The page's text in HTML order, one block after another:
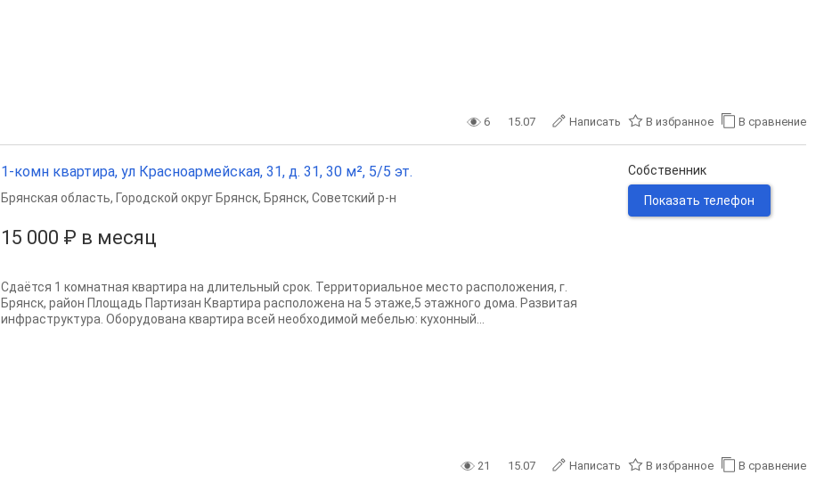
6 15.07 Написать В избранное В сравнение
1-комн квартира, ул Красноармейская, 31, д. 31, 30 м², 5/5 эт.
15 000 ₽ в месяц
Брянская область, Городской округ Брянск, Брянск, Советский р-н
Сдаётся 1 комнатная квартира на длительный срок. Территориальное место расположения, г.
Брянск, район Площадь Партизан Квартира расположена на 5 этаже,5 этажного дома. Развитая
инфраструктура. Оборудована квартира всей необходимой мебелью: кухонный...
Собственник
Показать телефон
21 15.07 Написать В избранное В сравнение